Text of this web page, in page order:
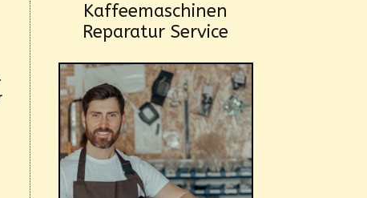
Kaffeemaschinen
Reparatur Service